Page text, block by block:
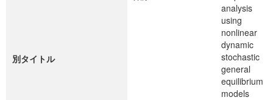
別タイトル
analysis
using
nonlinear
dynamic
stochastic
general
equilibrium
models